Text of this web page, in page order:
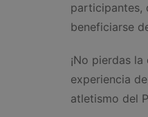
participantes,
beneficiarse
¡No pierdas
experiencia
atletismo del